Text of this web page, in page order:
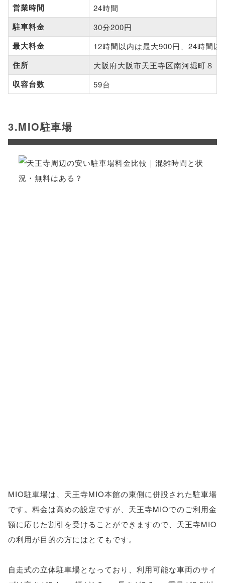
営業時間 24時間
駐車料金 30分200円
最大料金 12時間以内は最大900円、24時間以
住所 大阪府大阪市天王寺区南河堀町８
収容台数 59台
3.MIO駐車場
MIO駐車場は、天王寺MIO本館の東側に併設された駐車場
です。料金は高めの設定ですが、天王寺MIOでのご利用金
額に応じた割引を受けることができますので、天王寺MIO
の利用が目的の方にはとてもです。
自走式の立体駐車場となっており、利用可能な車両のサイ